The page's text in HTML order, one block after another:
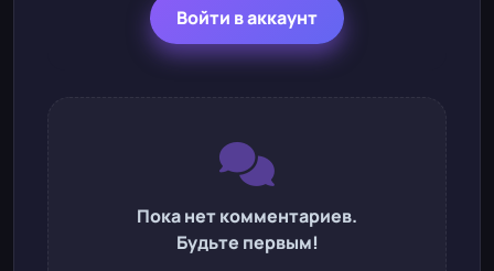
Войти в аккаунт
Пока нет комментариев.
Будьте первым!